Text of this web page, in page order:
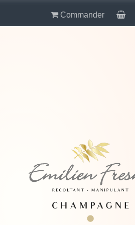
Commander